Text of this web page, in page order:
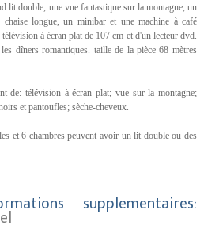
lit double, une vue fantastique sur la montagne, un
longue, un minibar et une machine à café
à écran plat de 107 cm et d'un lecteur dvd.
dîners romantiques. taille de la pièce 68 mètres
de: télévision à écran plat; vue sur la montagne;
et pantoufles; sèche-cheveux.
et 6 chambres peuvent avoir un lit double ou des
supplementaires: